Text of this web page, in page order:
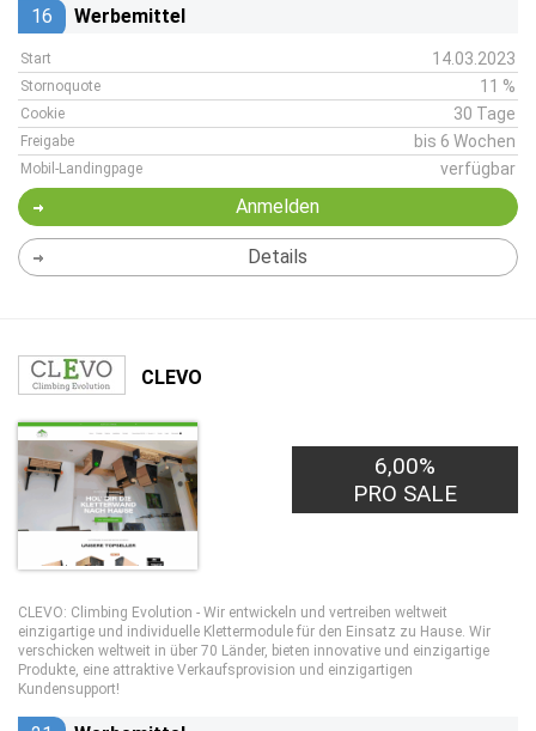
16 Werbemittel
Start 14.03.2023
Stornoquote 11 %
Cookie 30 Tage
Freigabe bis 6 Wochen
Mobil-Landingpage verfügbar
Anmelden
Details
CLEVO
6,00%
PRO SALE
CLEVO: Climbing Evolution - Wir entwickeln und vertreiben weltweit
einzigartige und individuelle Klettermodule für den Einsatz zu Hause. Wir
verschicken weltweit in über 70 Länder, bieten innovative und einzigartige
Produkte, eine attraktive Verkaufsprovision und einzigartigen
Kundensupport!